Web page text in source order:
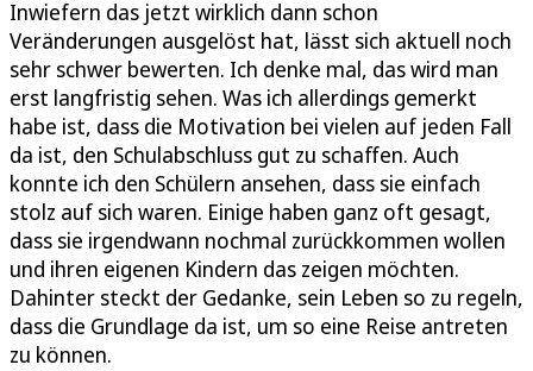
Inwiefern das jetzt wirklich dann schon
Veränderungen ausgelöst hat, lässt sich aktuell noch
sehr schwer bewerten. Ich denke mal, das wird man
erst langfristig sehen. Was ich allerdings gemerkt
habe ist, dass die Motivation bei vielen auf jeden Fall
da ist, den Schulabschluss gut zu schaffen. Auch
konnte ich den Schülern ansehen, dass sie einfach
stolz auf sich waren. Einige haben ganz oft gesagt,
dass sie irgendwann nochmal zurückkommen wollen
und ihren eigenen Kindern das zeigen möchten.
Dahinter steckt der Gedanke, sein Leben so zu regeln,
dass die Grundlage da ist, um so eine Reise antreten
zu können.